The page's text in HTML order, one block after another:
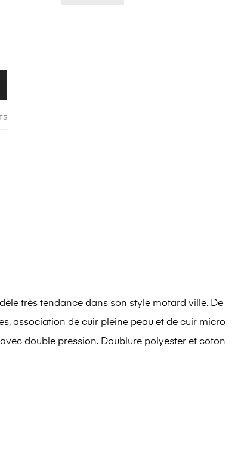
très tendance dans son style motard ville. De
association de cuir pleine peau et de cuir micro
double pression. Doublure polyester et coton